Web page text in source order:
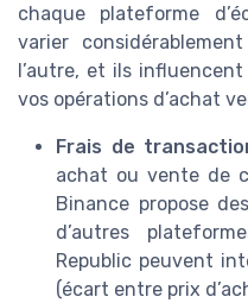
chaque plateforme
varier
l’autre, et ils
vos opérations d’achat
Frais de
achat ou vente de
Binance propose
d’autres
Republic peuvent
(écart entre prix